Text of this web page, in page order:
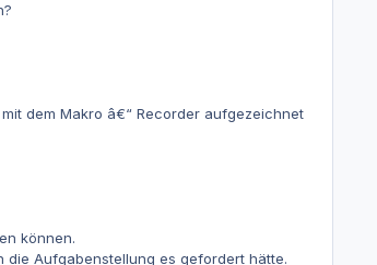
dem Makro â€“ Recorder aufgezeichnet
können.
die Aufgabenstellung es gefordert hätte.